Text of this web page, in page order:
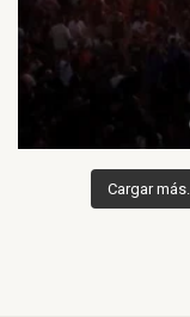
Cargar más...